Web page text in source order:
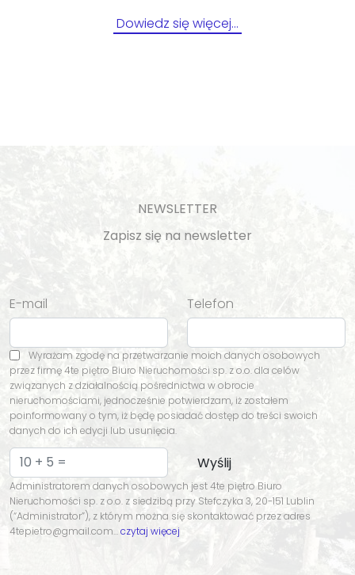
Dowiedz się więcej…
NEWSLETTER
Zapisz się na newsletter
E-mail Telefon
Wyrażam zgodę na przetwarzanie moich danych osobowych
przez firmę 4te piętro Biuro Nieruchomości sp. z o.o. dla celów
związanych z działalnością pośrednictwa w obrocie
nieruchomościami, jednocześnie potwierdzam, iż zostałem
poinformowany o tym, iż będę posiadać dostęp do treści swoich
danych do ich edycji lub usunięcia.
Administratorem danych osobowych jest 4te piętro Biuro
Nieruchomości sp. z o.o. z siedzibą przy Stefczyka 3, 20-151 Lublin
(“Administrator”), z którym można się skontaktować przez adres
4tepietro@gmail.com…czytaj więcej